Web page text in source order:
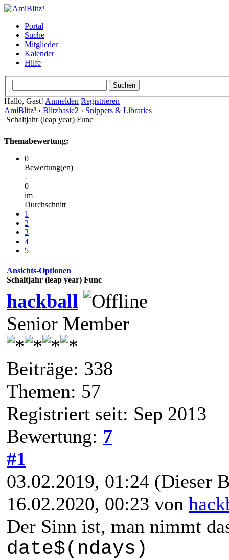
Portal
Suche
Mitglieder
Kalender
Hilfe
Hallo, Gast! Anmelden Registrieren
AmiBlitz³ › Blitzbasic2 › Snippets & Libraries
Schaltjahr (leap year) Func
Themabewertung:
0
Bewertung(en)
-
0
im
Durchschnitt
1
2
3
4
5
Ansichts-Optionen
Schaltjahr (leap year) Func
hackball
Senior Member
Beiträge: 338
Themen: 57
Registriert seit: Sep 2013
Bewertung: 7
#1
03.02.2019, 01:24 (Dieser
16.02.2020, 00:23 von
Der Sinn ist, man nimmt
date$(ndays)